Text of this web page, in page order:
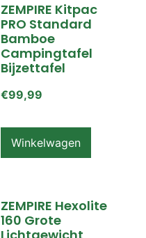
ZEMPIRE Kitpac
PRO Standard
Bamboe
Campingtafel
Bijzettafel
€99,99
Winkelwagen
ZEMPIRE Hexolite
160 Grote